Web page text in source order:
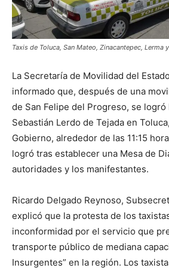
Taxis de Toluca, San Mateo, Zinacantepec, Lerma
La Secretaría de Movilidad del
informado que, después de una
de San Felipe del Progreso, se
Sebastián Lerdo de Tejada en
Gobierno, alrededor de las 11:15
logró tras establecer una Mesa de
autoridades y los manifestantes.
Ricardo Delgado Reynoso,
explicó que la protesta de los
inconformidad por el servicio que
transporte público de mediana
Insurgentes” en la región. Los